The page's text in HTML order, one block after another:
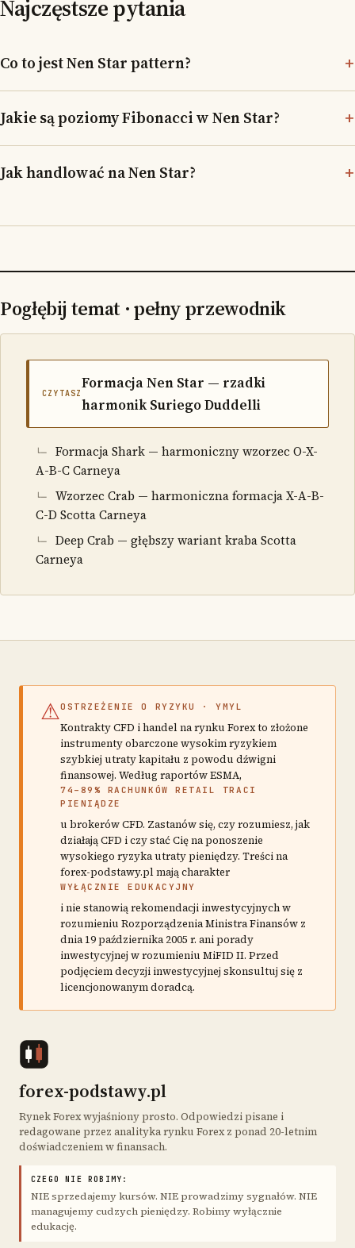
Najczęstsze pytania
Co to jest Nen Star pattern?
Jakie są poziomy Fibonacci w Nen Star?
Jak handlować na Nen Star?
Pogłębij temat · pełny przewodnik
CZYTASZ
Formacja Nen Star — rzadki
harmonik Suriego Duddelli
Formacja Shark — harmoniczny wzorzec O-X-
A-B-C Carneya
Wzorzec Crab — harmoniczna formacja X-A-B-
C-D Scotta Carneya
Deep Crab — głębszy wariant kraba Scotta
Carneya
⚠OSTRZEŻENIE O RYZYKU · YMYL
Kontrakty CFD i handel na rynku Forex to złożone
instrumenty obarczone wysokim ryzykiem
szybkiej utraty kapitału z powodu dźwigni
finansowej. Według raportów ESMA,
74–89% RACHUNKÓW RETAIL TRACI
PIENIĄDZE
u brokerów CFD. Zastanów się, czy rozumiesz, jak
działają CFD i czy stać Cię na ponoszenie
wysokiego ryzyka utraty pieniędzy. Treści na
forex-podstawy.pl mają charakter
WYŁĄCZNIE EDUKACYJNY
i nie stanowią rekomendacji inwestycyjnych w
rozumieniu Rozporządzenia Ministra Finansów z
dnia 19 października 2005 r. ani porady
inwestycyjnej w rozumieniu MiFID II. Przed
podjęciem decyzji inwestycyjnej skonsultuj się z
licencjonowanym doradcą.
forex-podstawy.pl
Rynek Forex wyjaśniony prosto. Odpowiedzi pisane i
redagowane przez analityka rynku Forex z ponad 20-letnim
doświadczeniem w finansach.
CZEGO NIE ROBIMY:
NIE sprzedajemy kursów. NIE prowadzimy sygnałów. NIE
managujemy cudzych pieniędzy. Robimy wyłącznie
edukację.